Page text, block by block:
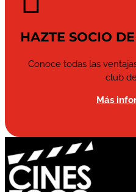
HAZTE SOCIO
Conoce todas las
club
Más